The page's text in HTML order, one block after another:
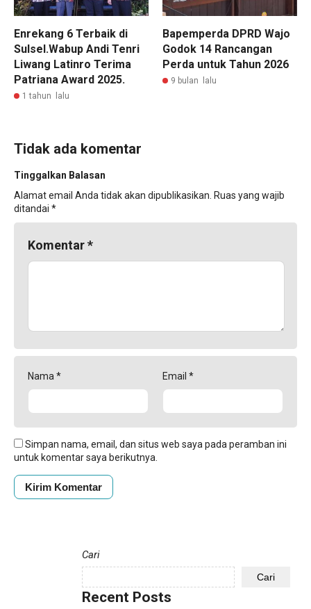
Enrekang 6 Terbaik di
Sulsel.Wabup Andi Tenri
Liwang Latinro Terima
Patriana Award 2025.
1 tahun lalu
Bapemperda DPRD Wajo
Godok 14 Rancangan
Perda untuk Tahun 2026
9 bulan lalu
Tidak ada komentar
Tinggalkan Balasan
Alamat email Anda tidak akan dipublikasikan. Ruas yang wajib
ditandai *
Komentar*
Nama * Email *
Simpan nama, email, dan situs web saya pada peramban ini
untuk komentar saya berikutnya.
Cari
Cari
Recent Posts